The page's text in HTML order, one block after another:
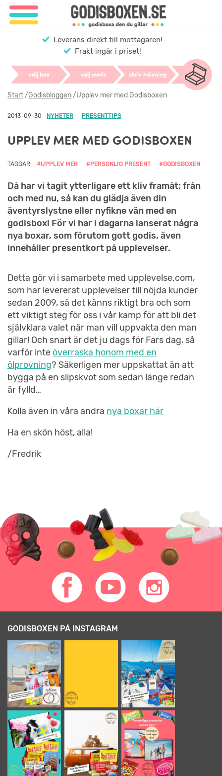
Leverans direkt till mottagaren!
Frakt ingår i priset!
välj box välj motiv skriv hälsning
Start/Godisbloggen/Upplev mer med Godisboxen
2013-09-30 NYHETER PRESENTTIPS
UPPLEV MER MED GODISBOXEN
TAGGAR: #UPPLEV MER #PERSONLIG PRESENT #GODISBOXEN
Då har vi tagit ytterligare ett kliv framåt; från
och med nu, så kan du glädja även din
äventyrslystne eller nyfikne vän med en
godisbox! För vi har i dagarna lanserat några
nya boxar, som förutom gott godis, även
innehåller presentkort på upplevelser.
Detta gör vi i samarbete med upplevelse.com,
som har levererat upplevelser till nöjda kunder
sedan 2009, så det känns riktigt bra och som
ett viktigt steg för oss i vår kamp för att bli det
självklara valet när man vill uppvakta den man
gillar! Och snart är det ju dags för Fars dag, så
varför inte överraska honom med en
ölprovning? Säkerligen mer uppskattat än att
bygga på en slipskvot som sedan länge redan
är fylld…
Kolla även in våra andra nya boxar här
Ha en skön höst, alla!
/Fredrik
GODISBOXEN PÅ INSTAGRAM